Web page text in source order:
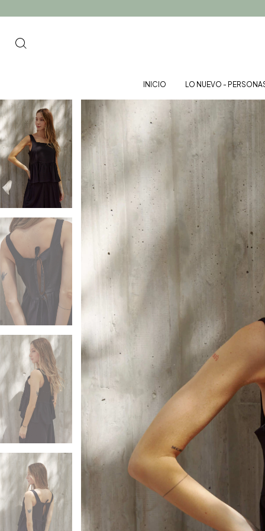
INICIO LO NUEVO -